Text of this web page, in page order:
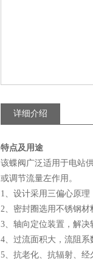
详细介绍
特点及用途
该蝶阀广泛适用于电站
或调节流量左作用。
1、设计采用三偏心原
2、密封圈选用不锈钢
3、轴向定位装置，解
4、过流面积大，流阻
5、抗老化、抗辐射、经